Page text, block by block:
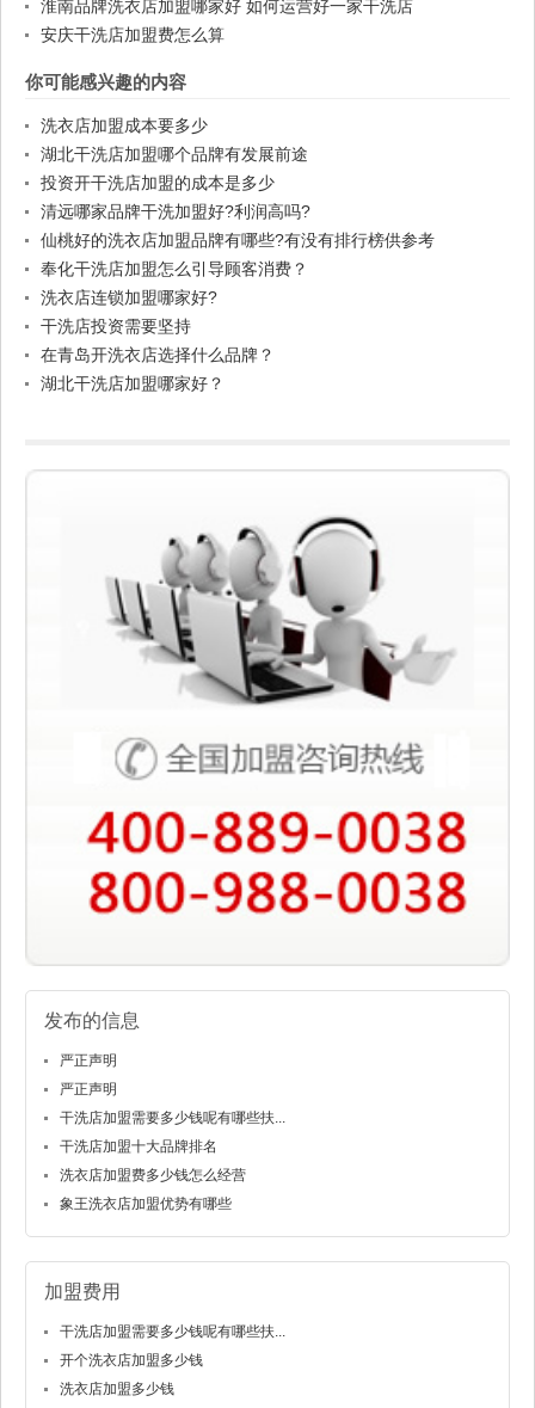
淮南品牌洗衣店加盟哪家好 如何运营好一家干洗店
安庆干洗店加盟费怎么算
你可能感兴趣的内容
洗衣店加盟成本要多少
湖北干洗店加盟哪个品牌有发展前途
投资开干洗店加盟的成本是多少
清远哪家品牌干洗加盟好?利润高吗?
仙桃好的洗衣店加盟品牌有哪些?有没有排行榜供参考
奉化干洗店加盟怎么引导顾客消费？
洗衣店连锁加盟哪家好?
干洗店投资需要坚持
在青岛开洗衣店选择什么品牌？
湖北干洗店加盟哪家好？
发布的信息
严正声明
严正声明
干洗店加盟需要多少钱呢有哪些扶...
干洗店加盟十大品牌排名
洗衣店加盟费多少钱怎么经营
象王洗衣店加盟优势有哪些
加盟费用
干洗店加盟需要多少钱呢有哪些扶...
开个洗衣店加盟多少钱
洗衣店加盟多少钱